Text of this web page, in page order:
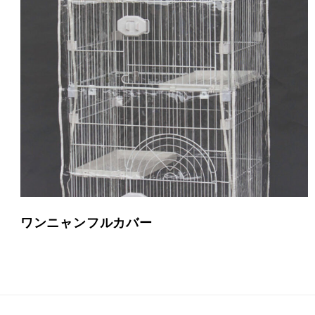
ワンニャンフルカバー